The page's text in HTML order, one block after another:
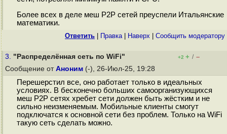
Более всех в деле меш P2P сетей преуспели Итальянские
математики.
Ответить Правка| Наверх Cообщить модератору
3. "Распределённая сеть по WiFi" +2 + / –
Сообщение от Аноним (-), 26-Июл-25, 19:28
Перешерстил все, оно работает только в идеальных
условиях. В бесконечно больших самоорганизующихся
меш P2P сетях хребет сети должен быть жёстким и не
сильно неизменяемым. Мобильные клиенты смогут
подключатся к основной сети без проблем. Только на WiFi
такую сеть сделать можно.